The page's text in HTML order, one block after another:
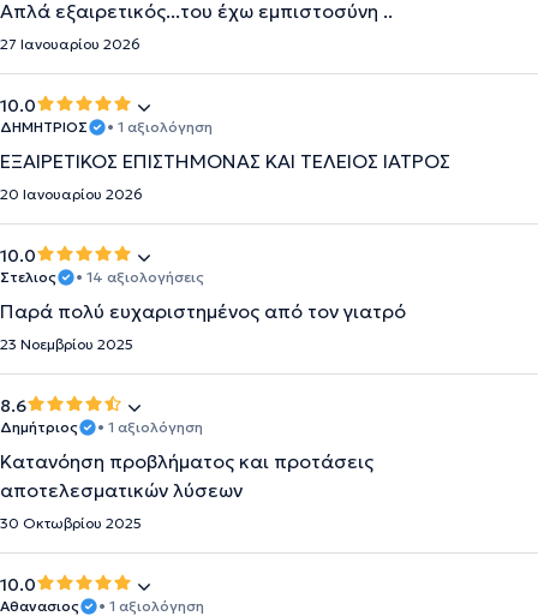
Απλά εξαιρετικός...του έχω εμπιστοσύνη ..
27 Ιανουαρίου 2026
10.0
ΔΗΜΗΤΡΙΟΣ • 1 αξιολόγηση
ΕΞΑΙΡΕΤΙΚΟΣ ΕΠΙΣΤΗΜΟΝΑΣ ΚΑΙ ΤΕΛΕΙΟΣ ΙΑΤΡΟΣ
20 Ιανουαρίου 2026
10.0
Στελιος • 14 αξιολογήσεις
Παρά πολύ ευχαριστημένος από τον γιατρό
23 Νοεμβρίου 2025
8.6
Δημήτριος • 1 αξιολόγηση
Κατανόηση προβλήματος και προτάσεις
αποτελεσματικών λύσεων
30 Οκτωβρίου 2025
10.0
Αθανασιος • 1 αξιολόγηση